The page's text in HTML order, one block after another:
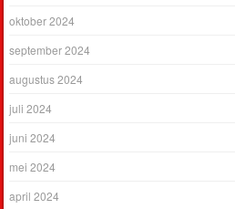
oktober 2024
september 2024
augustus 2024
juli 2024
juni 2024
mei 2024
april 2024